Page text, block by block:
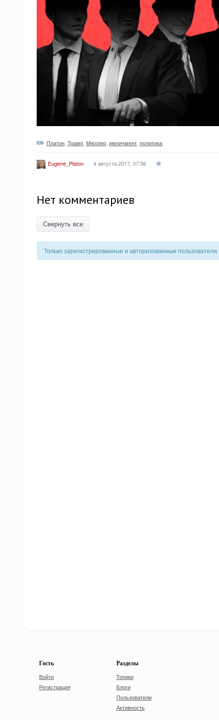
Платон Трамп Мюллер импичмент политика
Eugene_Platon 4 августа 2017, 07:56
Нет комментариев
Свернуть все
Только зарегистрированные и авторизованные
Гость
Войти
Регистрация
Разделы
Топики
Блоги
Пользователи
Активность